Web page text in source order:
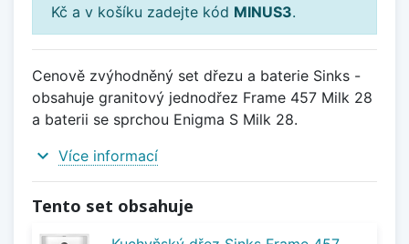
Kč a v košíku zadejte kód MINUS3.
Cenově zvýhodněný set dřezu a baterie Sinks -
obsahuje granitový jednodřez Frame 457 Milk 28
a baterii se sprchou Enigma S Milk 28.
expand_more Více informací
Tento set obsahuje